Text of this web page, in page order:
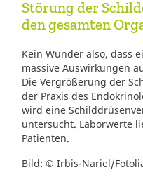
Störung der
den gesamten
Kein Wunder also, dass
massive Auswirkungen
Die Vergrößerung der
der Praxis des
wird eine
untersucht. Laborwerte
Patienten.
Bild: © Irbis-Nariel/